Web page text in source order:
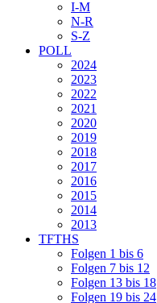
I-M
N-R
S-Z
POLL
2024
2023
2022
2021
2020
2019
2018
2017
2016
2015
2014
2013
TFTHS
Folgen 1 bis 6
Folgen 7 bis 12
Folgen 13 bis 18
Folgen 19 bis 24